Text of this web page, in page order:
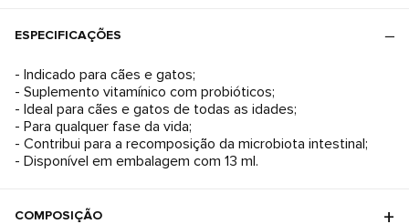
ESPECIFICAÇÕES
- Indicado para cães e gatos;
- Suplemento vitamínico com probióticos;
- Ideal para cães e gatos de todas as idades;
- Para qualquer fase da vida;
- Contribui para a recomposição da microbiota intestinal;
- Disponível em embalagem com 13 ml.
COMPOSIÇÃO